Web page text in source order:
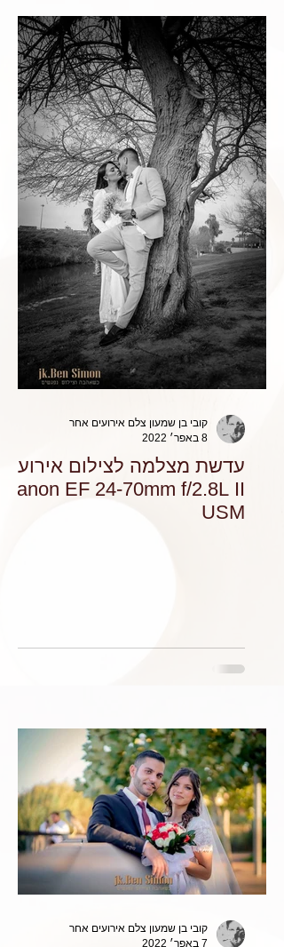
עדשת מצלמה לצילום אירועים
Canon EF 24-70mm f/2.8L II
USM
קובי בן שמעון צלם אירועים אחר
8 באפר׳ 2022
קובי בן שמעון צלם אירועים אחר
7 באפר׳ 2022